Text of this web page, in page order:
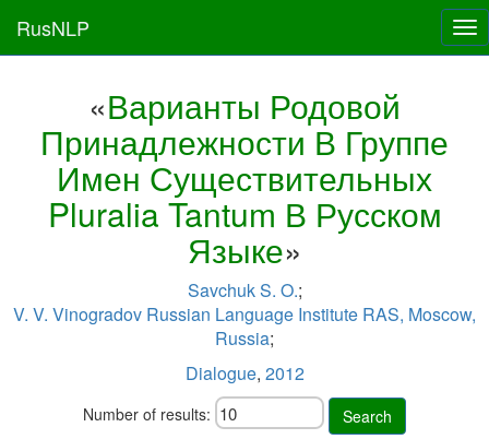
RusNLP
«Варианты Родовой
Принадлежности В Группе
Имен Существительных
Pluralia Tantum В Русском
Языке»
Savchuk S. O.;
V. V. Vinogradov Russian Language Institute RAS, Moscow,
Russia;
Dialogue, 2012
Number of results: Search